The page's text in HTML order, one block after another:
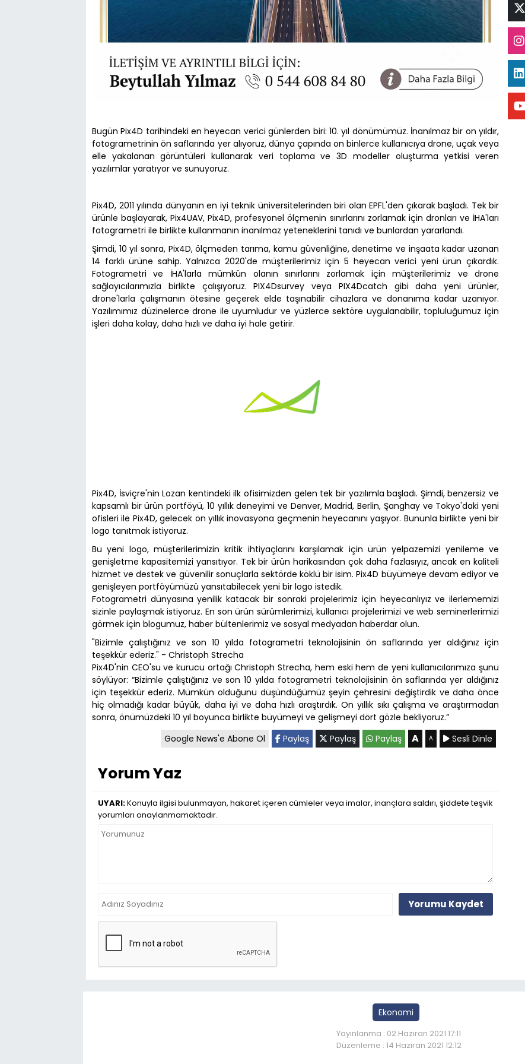
Bugün Pix4D tarihindeki en heyecan verici günlerden biri: 10. yıl dönümümüz. İnanılmaz bir on yıldır,
fotogrametrinin ön saflarında yer alıyoruz, dünya çapında on binlerce kullanıcıya drone, uçak veya
elle yakalanan görüntüleri kullanarak veri toplama ve 3D modeller oluşturma yetkisi veren
yazılımlar yaratıyor ve sunuyoruz.
Pix4D, 2011 yılında dünyanın en iyi teknik üniversitelerinden biri olan EPFL'den çıkarak başladı. Tek bir
ürünle başlayarak, Pix4UAV, Pix4D, profesyonel ölçmenin sınırlarını zorlamak için dronları ve İHA'ları
fotogrametri ile birlikte kullanmanın inanılmaz yeteneklerini tanıdı ve bunlardan yararlandı.
Şimdi, 10 yıl sonra, Pix4D, ölçmeden tarıma, kamu güvenliğine, denetime ve inşaata kadar uzanan
14 farklı ürüne sahip. Yalnızca 2020'de müşterilerimiz için 5 heyecan verici yeni ürün çıkardık.
Fotogrametri ve İHA'larla mümkün olanın sınırlarını zorlamak için müşterilerimiz ve drone
sağlayıcılarımızla birlikte çalışıyoruz. PIX4Dsurvey veya PIX4Dcatch gibi daha yeni ürünler,
drone'larla çalışmanın ötesine geçerek elde taşınabilir cihazlara ve donanıma kadar uzanıyor.
Yazılımımız düzinelerce drone ile uyumludur ve yüzlerce sektöre uygulanabilir, topluluğumuz için
işleri daha kolay, daha hızlı ve daha iyi hale getirir.
Pix4D, İsviçre'nin Lozan kentindeki ilk ofisimizden gelen tek bir yazılımla başladı. Şimdi, benzersiz ve
kapsamlı bir ürün portföyü, 10 yıllık deneyimi ve Denver, Madrid, Berlin, Şanghay ve Tokyo'daki yeni
ofisleri ile Pix4D, gelecek on yıllık inovasyona geçmenin heyecanını yaşıyor. Bununla birlikte yeni bir
logo tanıtmak istiyoruz.
Bu yeni logo, müşterilerimizin kritik ihtiyaçlarını karşılamak için ürün yelpazemizi yenileme ve
genişletme kapasitemizi yansıtıyor. Tek bir ürün harikasından çok daha fazlasıyız, ancak en kaliteli
hizmet ve destek ve güvenilir sonuçlarla sektörde köklü bir isim. Pix4D büyümeye devam ediyor ve
genişleyen portföyümüzü yansıtabilecek yeni bir logo istedik.
Fotogrametri dünyasına yenilik katacak bir sonraki projelerimiz için heyecanlıyız ve ilerlememizi
sizinle paylaşmak istiyoruz. En son ürün sürümlerimizi, kullanıcı projelerimizi ve web seminerlerimizi
görmek için blogumuz, haber bültenlerimiz ve sosyal medyadan haberdar olun.
"Bizimle çalıştığınız ve son 10 yılda fotogrametri teknolojisinin ön saflarında yer aldığınız için
teşekkür ederiz." - Christoph Strecha
Pix4D'nin CEO'su ve kurucu ortağı Christoph Strecha, hem eski hem de yeni kullanıcılarımıza şunu
söylüyor: “Bizimle çalıştığınız ve son 10 yılda fotogrametri teknolojisinin ön saflarında yer aldığınız
için teşekkür ederiz. Mümkün olduğunu düşündüğümüz şeyin çehresini değiştirdik ve daha önce
hiç olmadığı kadar büyük, daha iyi ve daha hızlı araştırdık. On yıllık sıkı çalışma ve araştırmadan
sonra, önümüzdeki 10 yıl boyunca birlikte büyümeyi ve gelişmeyi dört gözle bekliyoruz.”
Google News'e Abone Ol
Paylaş Paylaş Paylaş A A Sesli Dinle
Yorum Yaz
UYARI:Konuyla ilgisi bulunmayan, hakaret içeren cümleler veya imalar, inançlara saldırı, şiddete teşvik
yorumları onaylanmamaktadır.
Yorumu Kaydet
Ekonomi
Yayınlanma : 02 Haziran 2021 17:11
Düzenleme : 14 Haziran 2021 12:12